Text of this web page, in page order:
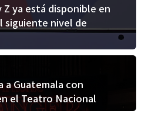
Z ya está disponible en
siguiente nivel de
a Guatemala con
el Teatro Nacional